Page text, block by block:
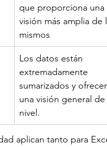
que proporciona una
visión más amplia de
mismos
Los datos están
extremadamente
sumarizados y
una visión general
nivel.​
aplican tanto para